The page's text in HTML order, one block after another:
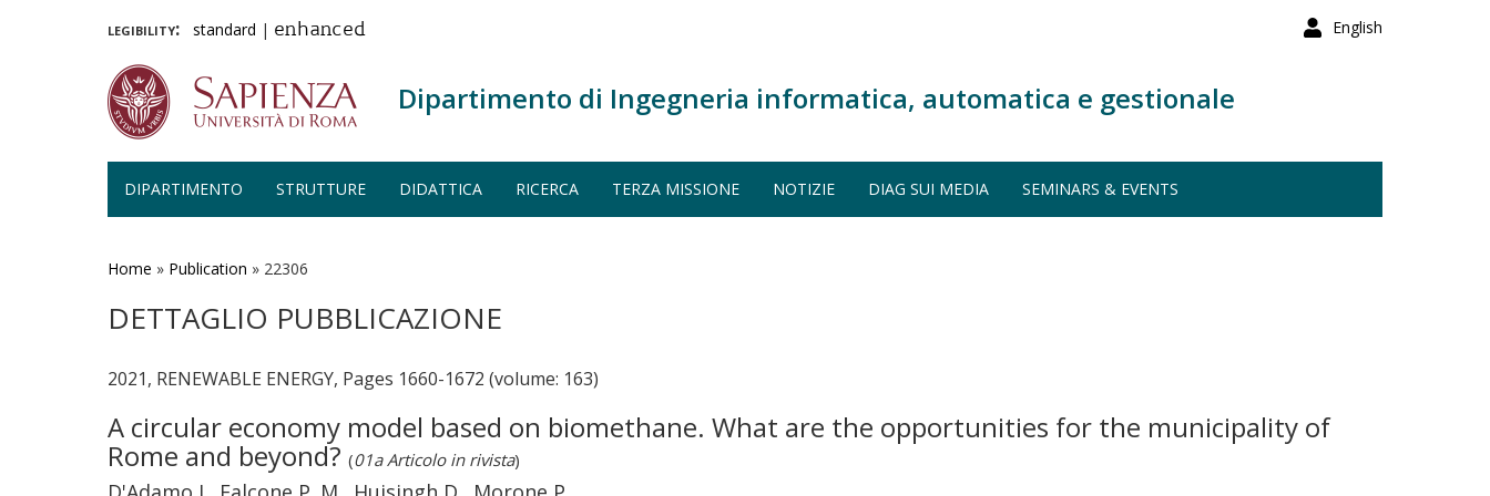
English
legibility: standard | enhanced
Dipartimento di Ingegneria informatica, automatica e gestionale
DIPARTIMENTO STRUTTURE DIDATTICA RICERCA TERZA MISSIONE NOTIZIE DIAG SUI MEDIA SEMINARS & EVENTS
Home » Publication » 22306
DETTAGLIO PUBBLICAZIONE
2021, RENEWABLE ENERGY, Pages 1660-1672 (volume: 163)
A circular economy model based on biomethane. What are the opportunities for the municipality of
Rome and beyond? (01a Articolo in rivista)